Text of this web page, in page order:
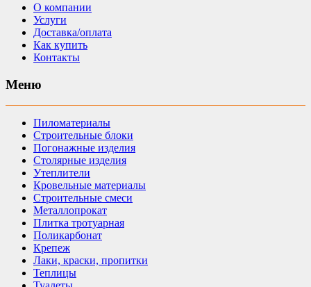
О компании
Услуги
Доставка/оплата
Как купить
Контакты
Меню
Пиломатериалы
Строительные блоки
Погонажные изделия
Столярные изделия
Утеплители
Кровельные материалы
Строительные смеси
Металлопрокат
Плитка тротуарная
Поликарбонат
Крепеж
Лаки, краски, пропитки
Теплицы